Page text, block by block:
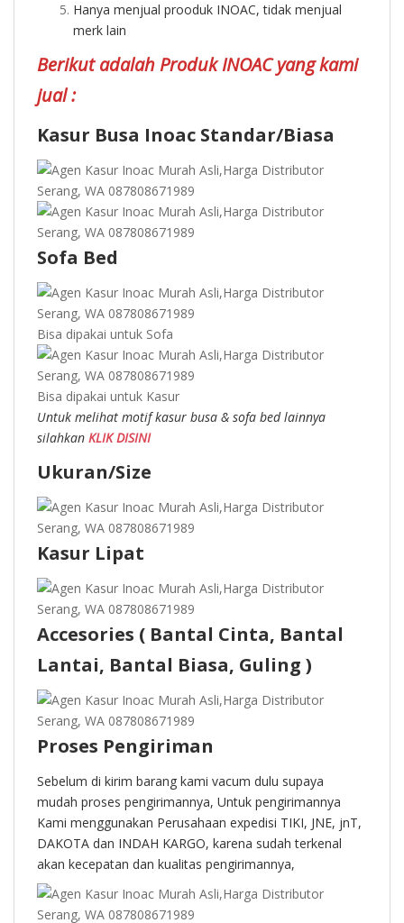
Hanya menjual prooduk INOAC, tidak menjual
merk lain
Berikut adalah Produk INOAC yang kami
jual :
Kasur Busa Inoac Standar/Biasa
Sofa Bed
Bisa dipakai untuk Sofa
Bisa dipakai untuk Kasur
Untuk melihat motif kasur busa & sofa bed lainnya
silahkan KLIK DISINI
Ukuran/Size
Kasur Lipat
Accesories ( Bantal Cinta, Bantal
Lantai, Bantal Biasa, Guling )
Proses Pengiriman
Sebelum di kirim barang kami vacum dulu supaya
mudah proses pengirimannya, Untuk pengirimannya
Kami menggunakan Perusahaan expedisi TIKI, JNE, jnT,
DAKOTA dan INDAH KARGO, karena sudah terkenal
akan kecepatan dan kualitas pengirimannya,